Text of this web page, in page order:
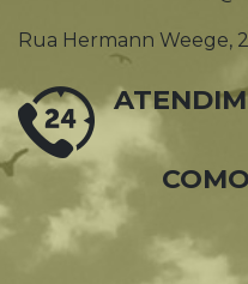
Rua Hermann Weege,